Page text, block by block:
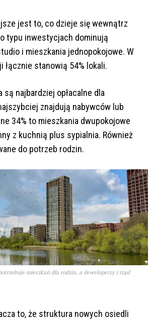
jest to, co dzieje się wewnątrz
typu inwestycjach dominują
i mieszkania jednopokojowe. W
łącznie stanowią 54% lokali.
są najbardziej opłacalne dla
znajdują nabywców lub
34% to mieszkania dwupokojowe
z kuchnią plus sypialnia. Również
do potrzeb rodzin.
mieszkań dla rodzin, a deweloperzy i rząd
to, że struktura nowych osiedli